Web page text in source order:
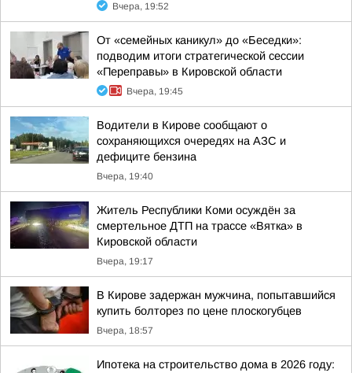
Вчера, 19:52
От «семейных каникул» до «Беседки»:
подводим итоги стратегической сессии
«Переправы» в Кировской области
Вчера, 19:45
Водители в Кирове сообщают о
сохраняющихся очередях на АЗС и
дефиците бензина
Вчера, 19:40
Житель Республики Коми осуждён за
смертельное ДТП на трассе «Вятка» в
Кировской области
Вчера, 19:17
В Кирове задержан мужчина, попытавшийся
купить болторез по цене плоскогубцев
Вчера, 18:57
Ипотека на строительство дома в 2026 году: